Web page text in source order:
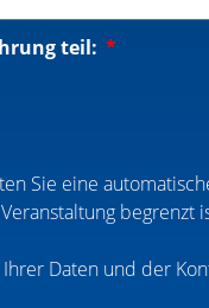
teil:
Sie eine
begrenzt
Daten und der